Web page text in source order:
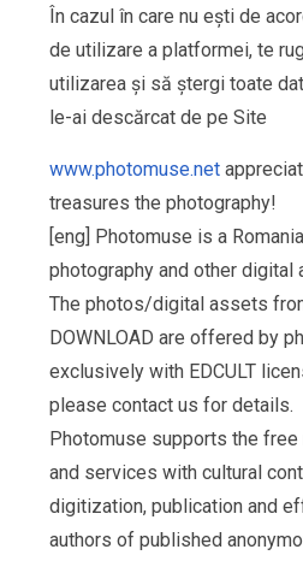
În cazul în care nu ești de
de utilizare a platformei, te
utilizarea și să ștergi toate
le-ai descărcat de pe Site
www.photomuse.net
treasures the photography!
[eng] Photomuse is a
photography and other digital
The photos/digital assets
DOWNLOAD are offered by
exclusively with EDCULT
please contact us for details.
Photomuse supports the
and services with cultural
digitization, publication and
authors of published